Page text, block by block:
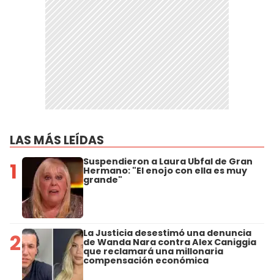
LAS MÁS LEÍDAS
1 Suspendieron a Laura Ubfal de Gran
Hermano: "El enojo con ella es muy
grande"
2 La Justicia desestimó una denuncia
de Wanda Nara contra Alex Caniggia
que reclamará una millonaria
compensación económica